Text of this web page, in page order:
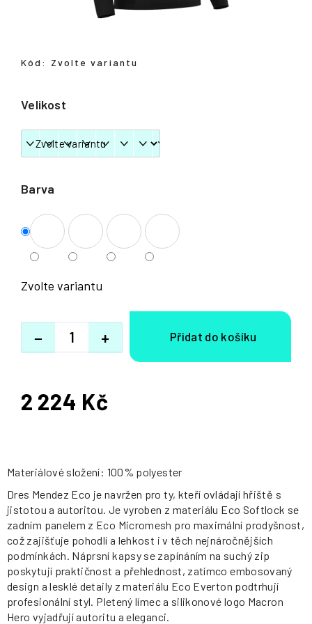
Barva
Velikost
Zvolte variantu
+
−
Kód: Zvolte variantu
2 224 Kč
Měrná
Materiálové složení: 100% polyester
Dres Mendez Eco je navržen pro ty, kteří ovládají hřiště s
jistotou a autoritou. Je vyroben z materiálu Eco Softlock se
zadním panelem z Eco Micromesh pro maximální prodyšnost,
což zajišťuje pohodlí a lehkost i v těch nejnáročnějších
podmínkách. Náprsní kapsy se zapínáním na suchý zip
poskytují praktičnost a přehlednost, zatímco embosovaný
design a lesklé detaily z materiálu Eco Everton podtrhují
profesionální styl. Pletený límec a silikonové logo Macron
Hero vyjadřují autoritu a eleganci.